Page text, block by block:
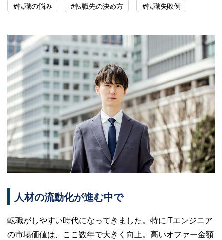
#転職の悩み #転職先の決め方 #転職失敗例
人材の流動化が進む中で
転職がしやすい時代になってきました。特にITエンジニア
の市場価値は、ここ数年で大きく向上。高いオファー金額